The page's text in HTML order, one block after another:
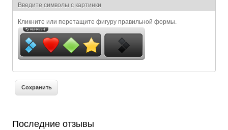
Я спамер
Введите символы с картинки
Кликните или перетащите фигуру правильной формы.
Последние отзывы